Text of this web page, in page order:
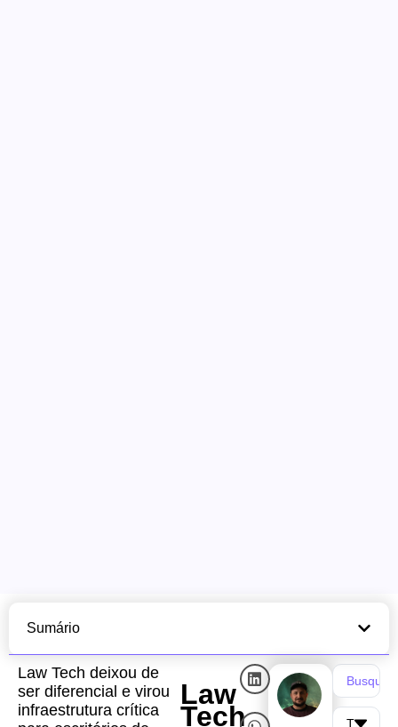
Law Tech deixou de
ser diferencial e virou
infraestrutura crítica
Law
Tech
Sumário